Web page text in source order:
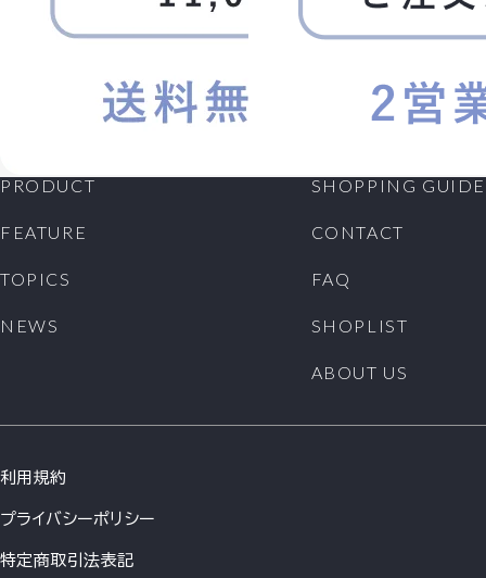
PRODUCT
FEATURE
TOPICS
NEWS
SHOPPING GUIDE
CONTACT
FAQ
SHOPLIST
ABOUT US
利用規約
プライバシーポリシー
特定商取引法表記